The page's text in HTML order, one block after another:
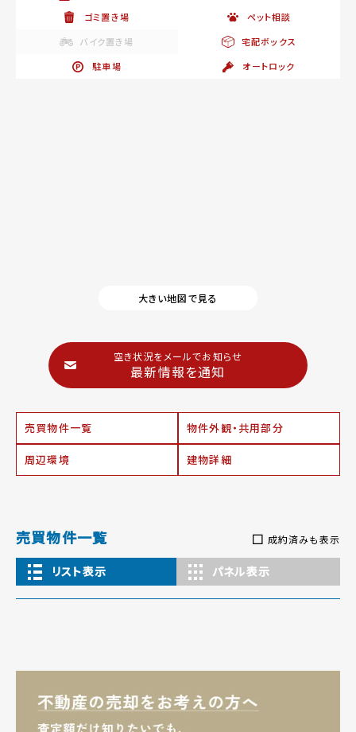
ゴミ置き場
ペット相談
バイク置き場
宅配ボックス
駐車場
オートロック
大きい地図で見る
空き状況をメールでお知らせ
最新情報を通知
売買物件一覧 物件外観・共用部分
周辺環境 建物詳細
売買物件一覧 成約済みも表示
リスト表示 パネル表示